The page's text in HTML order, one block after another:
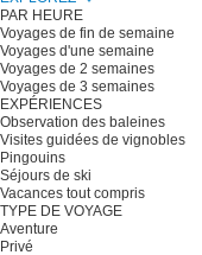
PAR HEURE
Voyages de fin de semaine
Voyages d'une semaine
Voyages de 2 semaines
Voyages de 3 semaines
EXPÉRIENCES
Observation des baleines
Visites guidées de vignobles
Pingouins
Séjours de ski
Vacances tout compris
TYPE DE VOYAGE
Aventure
Privé